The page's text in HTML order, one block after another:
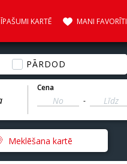
ĪPAŠUMI KARTĒ MANI FAVORĪTI
PĀRDOD
Cena
-
Meklēšana kartē